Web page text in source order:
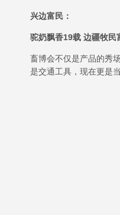
兴边富民：
驼奶飘香19载 边疆牧民
畜博会不仅是产品的秀
是交通工具，现在更是